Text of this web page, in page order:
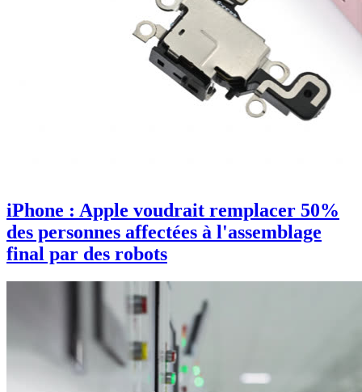
iPhone : Apple voudrait remplacer 50%
des personnes affectées à l'assemblage
final par des robots